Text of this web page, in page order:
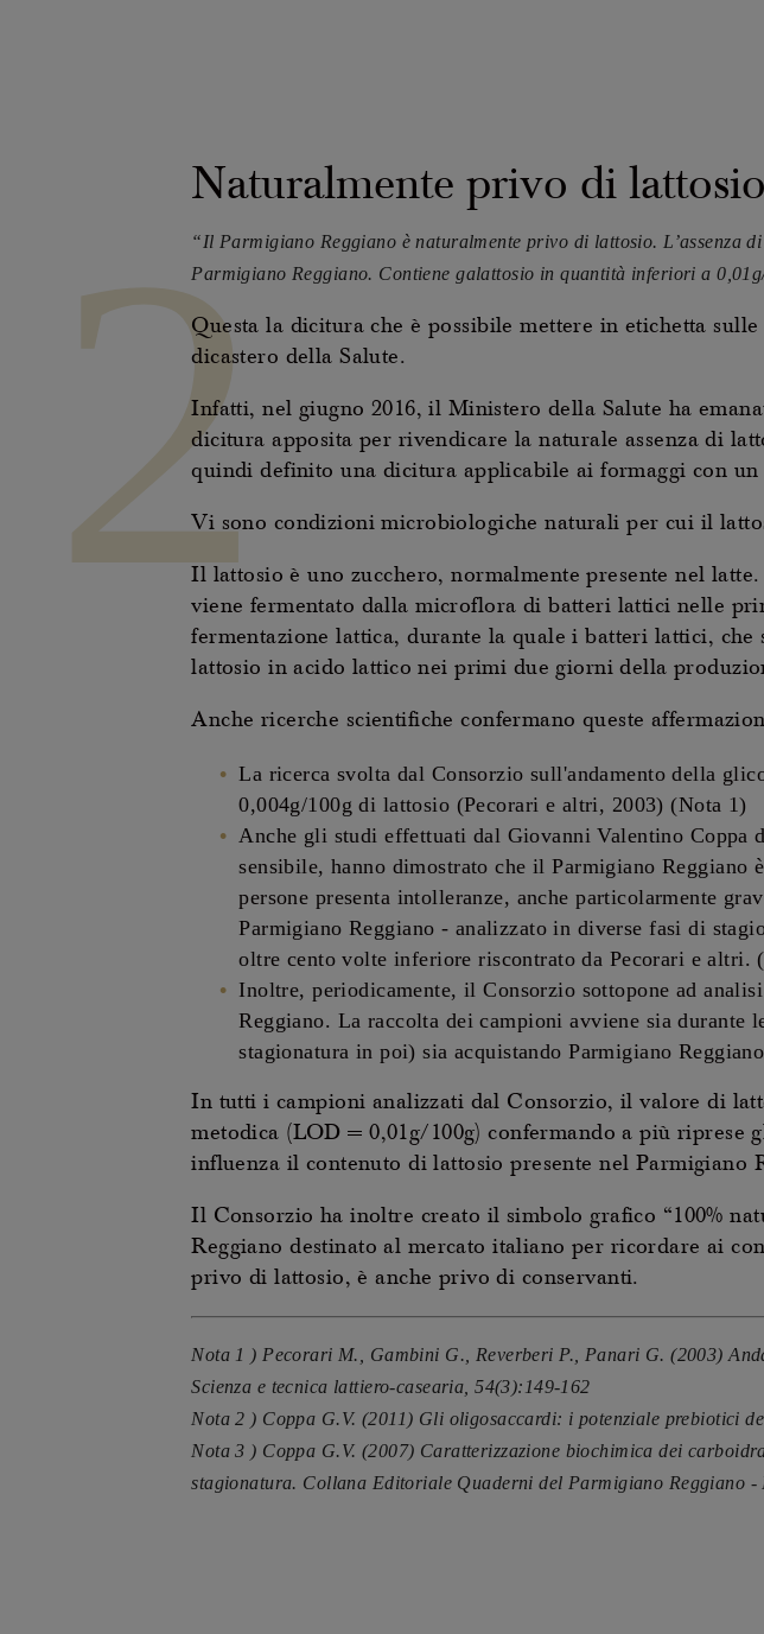
2
Naturalmente privo di lattosio
“Il Parmigiano Reggiano è naturalmente privo di lattosio. L’assenza
Parmigiano Reggiano. Contiene galattosio in quantità inferiori a
Questa la dicitura che è possibile mettere in etichetta
dicastero della Salute.
Infatti, nel giugno 2016, il Ministero della Salute ha
dicitura apposita per rivendicare la naturale assenza di
quindi definito una dicitura applicabile ai formaggi con
Vi sono condizioni microbiologiche naturali per cui il
Il lattosio è uno zucchero, normalmente presente nel
viene fermentato dalla microflora di batteri lattici nelle
fermentazione lattica, durante la quale i batteri lattici,
lattosio in acido lattico nei primi due giorni della
Anche ricerche scientifiche confermano queste
La ricerca svolta dal Consorzio sull'andamento della
0,004g/100g di lattosio (Pecorari e altri, 2003) (Nota 1)
Anche gli studi effettuati dal Giovanni Valentino Coppa
sensibile, hanno dimostrato che il Parmigiano
persone presenta intolleranze, anche particolarmente
Parmigiano Reggiano - analizzato in diverse fasi di
oltre cento volte inferiore riscontrato da Pecorari e altri.
Inoltre, periodicamente, il Consorzio sottopone ad
Reggiano. La raccolta dei campioni avviene sia durante
stagionatura in poi) sia acquistando Parmigiano
In tutti i campioni analizzati dal Consorzio, il valore di
metodica (LOD = 0,01g/100g) confermando a più riprese
influenza il contenuto di lattosio presente nel Parmigiano
Il Consorzio ha inoltre creato il simbolo grafico “100%
Reggiano destinato al mercato italiano per ricordare ai
privo di lattosio, è anche privo di conservanti.
Nota 1 ) Pecorari M., Gambini G., Reverberi P., Panari G. (2003)
Scienza e tecnica lattiero-casearia, 54(3):149-162
Nota 2 ) Coppa G.V. (2011) Gli oligosaccardi: i potenziale prebiotici
Nota 3 ) Coppa G.V. (2007) Caratterizzazione biochimica dei
stagionatura. Collana Editoriale Quaderni del Parmigiano Reggiano